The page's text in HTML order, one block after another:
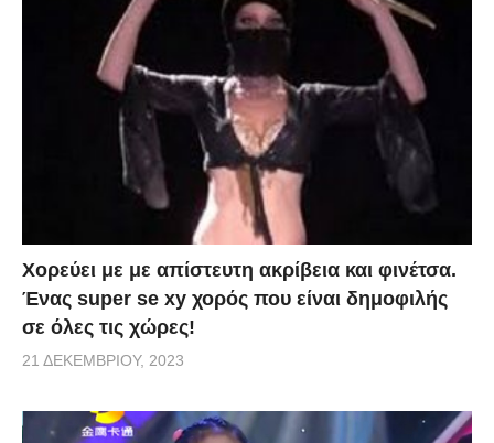
Χορεύει με με απίστευτη ακρίβεια και φινέτσα.
Ένας super se xy χορός που είναι δημοφιλής
σε όλες τις χώρες!
21 ΔΕΚΕΜΒΡΊΟΥ, 2023